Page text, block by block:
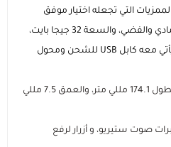
التي تجعله اختيار موفق
للكثيرين، متوفر منه الذهبي والرمادي والفضي، والسعة 32 جيجا بايت،
يوجد سعة تبلغ 128 جيجا بايت، يأتي معه كابل USB للشحن ومحول
العرض يبلغ 250.6 مللي متر، والطول 174.1 مللي متر، والعمق 7.5 مللي
صوت ستيريو، و أزرار لرفع